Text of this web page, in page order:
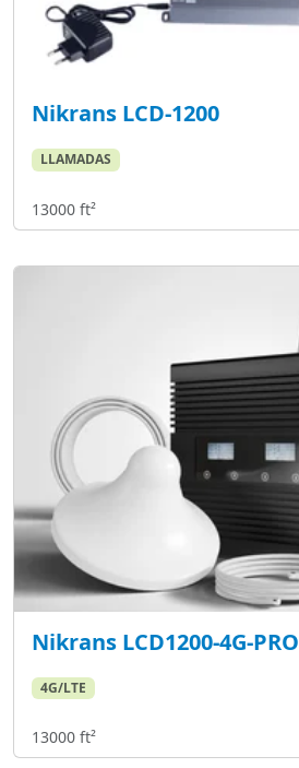
Nikrans LCD-1200
LLAMADAS
13000 ft²
Nikrans LCD1200-4G-PRO
4G/LTE
13000 ft²